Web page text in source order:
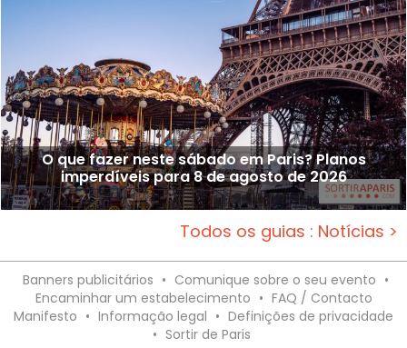
O que fazer neste sábado em Paris? Planos
imperdíveis para 8 de agosto de 2026
Todos os guias : Notícias >
Banners publicitários • Comunique sobre o seu evento •
Encaminhar um estabelecimento • FAQ / Contacto
Manifesto • Informação legal • Definições de privacidade
• Sortir de Paris